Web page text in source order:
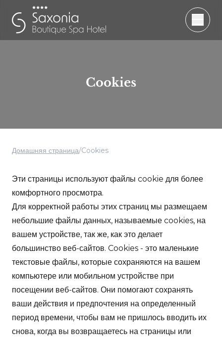
Cookies
Домашняя страница/Cookies
Эти страницы используют файлы cookie для более
комфортного просмотра.
Для корректной работы этих страниц мы размещаем
небольшие файлы данных, называемые cookies, на
вашем устройстве, так же, как это делает
большинство веб-сайтов. Cookies - это маленькие
текстовые файлы, которые сохраняются на вашем
компьютере или мобильном устройстве при
посещении веб-сайтов. Они помогают сохранять
ваши действия и предпочтения на определенный
период времени, чтобы вам не пришлось вводить их
снова, когда вы возвращаетесь на страницы или